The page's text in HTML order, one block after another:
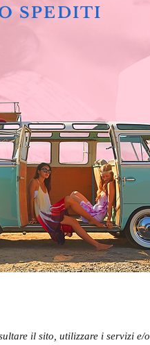
SPEDITI
il sito, utilizzare i servizi e/o